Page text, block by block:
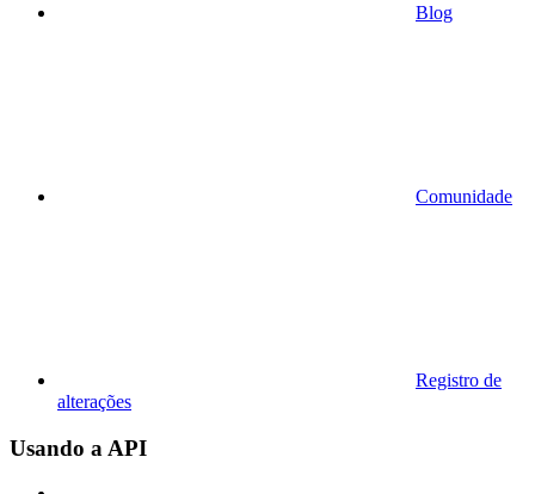
Blog
Comunidade
Registro de
alterações
Usando a API